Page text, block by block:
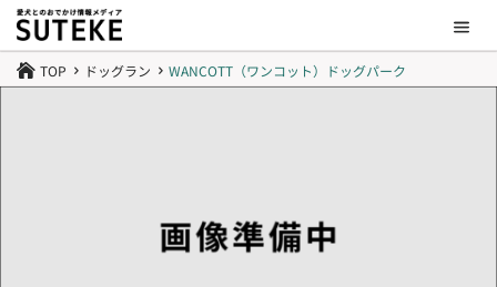
 TOP 5 ドッグラン 5 WANCOTT（ワンコット）ドッグパーク